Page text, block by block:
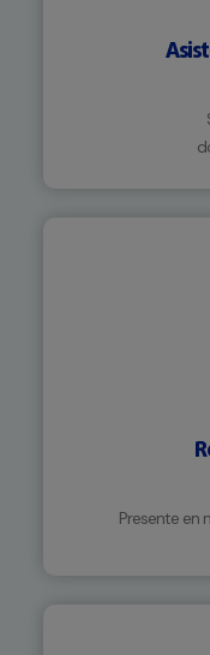
Presente en